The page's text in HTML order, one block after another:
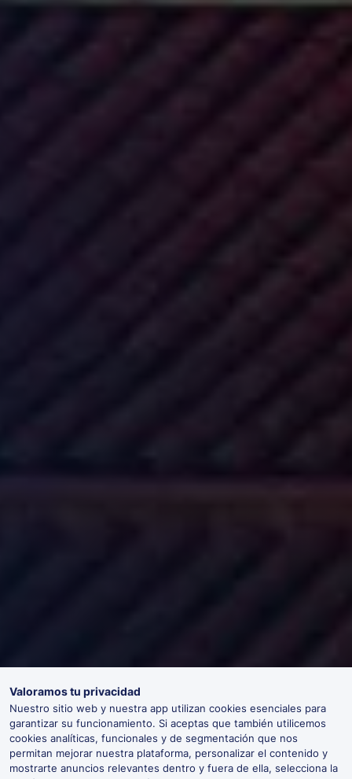
Valoramos tu privacidad
Nuestro sitio web y nuestra app utilizan cookies esenciales para
garantizar su funcionamiento. Si aceptas que también utilicemos
cookies analíticas, funcionales y de segmentación que nos
permitan mejorar nuestra plataforma, personalizar el contenido y
mostrarte anuncios relevantes dentro y fuera de ella, selecciona la